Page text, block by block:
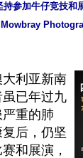
参加牛仔竞技和
大利亚新南
已年过九
重的肺
后，仍坚
和展演，